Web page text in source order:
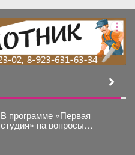
В программе «Первая
студия» на вопросы
жителей ответил